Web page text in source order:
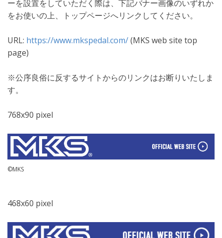
ーを設置をしていただく際は、下記バナー画像のいずれか
をお使いの上、トップページへリンクしてください。
URL: https://www.mkspedal.com/(MKS web site top
page)
※公序良俗に反するサイトからのリンクはお断りいたしま
す。
768x90 pixel
©MKS
468x60 pixel